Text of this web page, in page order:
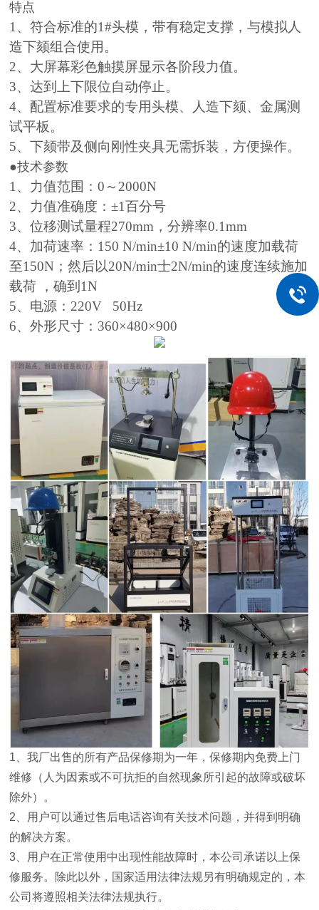
特点
1 、符合标准的1#头模，带有稳定支撑，与模拟人
造下颏组合使用。
2、大屏幕彩色触摸屏显示各阶段力值。
3、达到上下限位自动停止。
4、配置标准要求的专用头模、人造下颏、金属测
试平板。
5、下颏带及侧向刚性夹具无需拆装，方便操作。
●技术参数
1 、力值范围：0 ～ 2000N
2、力值准确度：±1百分号
3、位移测试量程270mm ，分辨率0.1mm
4、加荷速率： 150 N/min±10 N/min的速度加载荷
至150N ；然后以20N/min士2N/min的速度连续施加
载荷
，确到 1N
5、电源： 220V 50Hz
6、外形尺寸： 360×480×900
1 、我厂出售的所有产品保修期为一年，保修期内免费上门
维修（人为因素或不可抗拒的自然现象所引起的故障或破坏
除外）。
2 、用户可以通过售后电话咨询有关技术问题，并得到明确
的解决方案。
3 、用户在正常使用中出现性能故障时，本公司承诺以上保
修服务。除此以外，国家适用法律法规另有明确规定的，本
公司将遵照相关法律法规执行。